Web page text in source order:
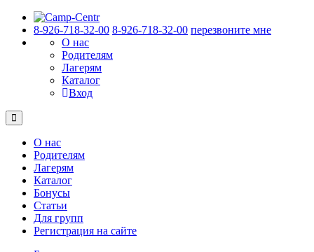
8-926-718-32-00 8-926-718-32-00 перезвоните мне
О нас
Родителям
Лагерям
Каталог
Вход
О нас
Родителям
Лагерям
Каталог
Бонусы
Статьи
Для групп
Регистрация на сайте